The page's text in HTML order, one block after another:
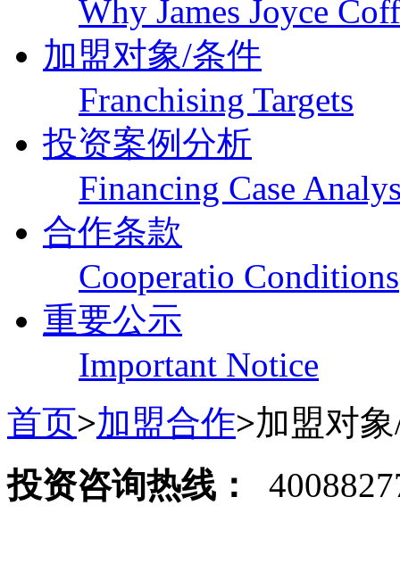
Why James Joyce
加盟对象/条件
Franchising Targets
投资案例分析
Financing Case
合作条款
Cooperatio Conditions
重要公示
Important Notice
首页>加盟合作>加盟对
投资咨询热线：